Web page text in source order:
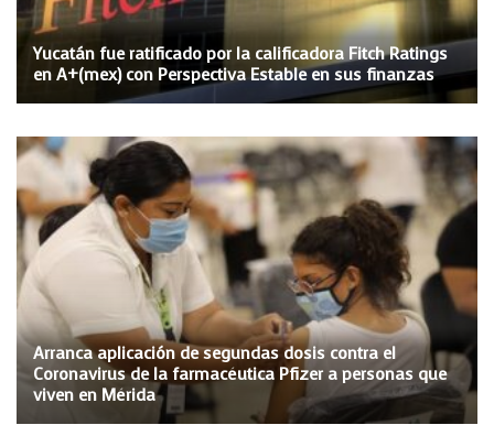
Yucatán fue ratificado por la calificadora Fitch Ratings
en A+(mex) con Perspectiva Estable en sus finanzas
Arranca aplicación de segundas dosis contra el
Coronavirus de la farmacéutica Pfizer a personas que
viven en Mérida